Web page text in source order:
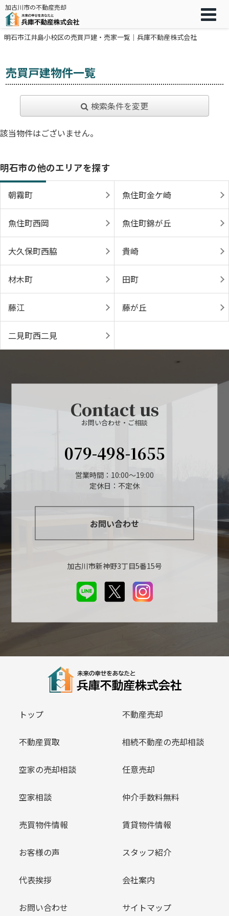
加古川市の不動産売却
明石市江井島小校区の売買戸建・売家一覧｜兵庫不動産株式会社
売買戸建物件一覧
検索条件を変更
該当物件はございません。
明石市の他のエリアを探す
朝霧町 魚住町金ケ崎
魚住町西岡 魚住町錦が丘
大久保町西脇 貴崎
材木町 田町
藤江 藤が丘
二見町西二見
Contact us
お問い合わせ・ご相談
079-498-1655
営業時間：10:00～19:00
定休日：不定休
お問い合わせ
加古川市新神野3丁目5番15号
トップ 不動産売却
不動産買取 相続不動産の売却相談
空家の売却相談 任意売却
空家相談 仲介手数料無料
売買物件情報 賃貸物件情報
お客様の声 スタッフ紹介
代表挨拶 会社案内
お問い合わせ サイトマップ